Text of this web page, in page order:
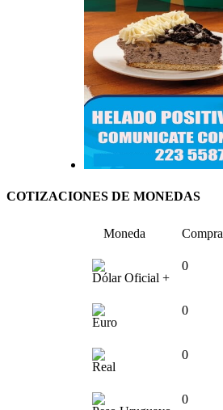
COTIZACIONES DE MONEDAS
Moneda Compra
Dólar Oficial +
0
Euro
0
Real
0
0